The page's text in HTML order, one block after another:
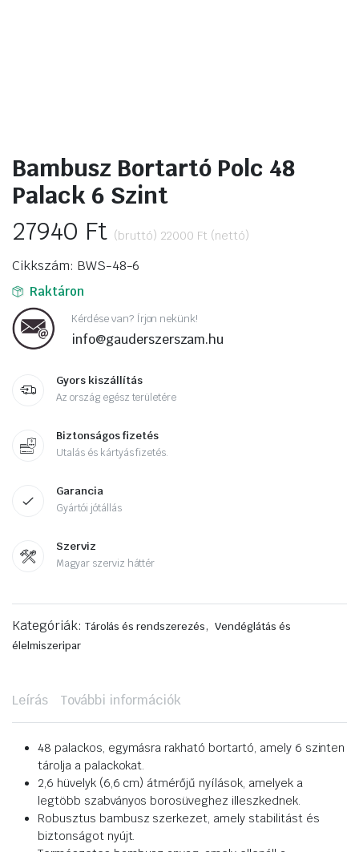
Bambusz Bortartó Polc 48
Palack 6 Szint
27940 Ft (bruttó) 22000 Ft (nettó)
Cikkszám: BWS-48-6
Raktáron
Kérdése van? Írjon nekünk!
info@gauderszerszam.hu
Gyors kiszállítás
Az ország egész területére
Biztonságos fizetés
Utalás és kártyás fizetés.
Garancia
Gyártói jótállás
Szerviz
Magyar szerviz háttér
Kategóriák: Tárolás és rendszerezés, Vendéglátás és
élelmiszeripar
Leírás További információk
48 palackos, egymásra rakható bortartó, amely 6 szinten
tárolja a palackokat.
2,6 hüvelyk (6,6 cm) átmérőjű nyílások, amelyek a
legtöbb szabványos borosüveghez illeszkednek.
Robusztus bambusz szerkezet, amely stabilitást és
biztonságot nyújt.